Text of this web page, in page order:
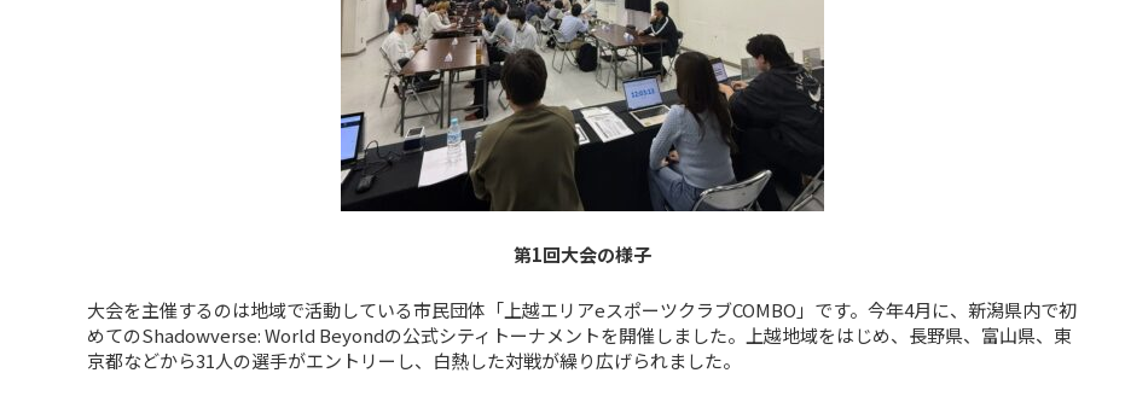
第1回大会の様子
大会を主催するのは地域で活動している市民団体「上越エリアeスポーツクラブCOMBO」です。今年4月に、新潟県内で初
めてのShadowverse: World Beyondの公式シティトーナメントを開催しました。上越地域をはじめ、長野県、富山県、東
京都などから31人の選手がエントリーし、白熱した対戦が繰り広げられました。